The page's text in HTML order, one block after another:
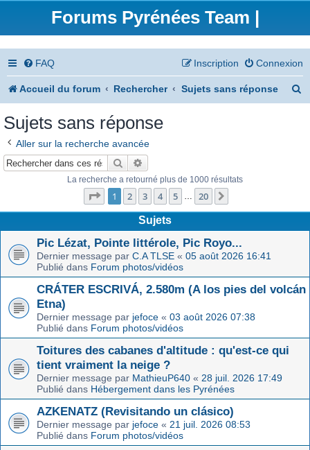
Forums Pyrénées Team |
FAQ Connexion
Inscription
Accueil du forum Rechercher Sujets sans réponse
Sujets sans réponse
Aller sur la recherche avancée
Rechercher
La recherche a retourné plus de 1000 résultats
Page 1sur20
1 2 3 4 5 … 20
Sujets
Pic Lézat, Pointe littérole, Pic Royo...
Dernier message par C.A TLSE « 05 août 2026 16:41
Publié dans Forum photos/vidéos
CRÁTER ESCRIVÁ, 2.580m (A los pies del volcán
Etna)
Dernier message par jefoce « 03 août 2026 07:38
Publié dans Forum photos/vidéos
Toitures des cabanes d'altitude : qu'est-ce qui
tient vraiment la neige ?
Dernier message par MathieuP640 « 28 juil. 2026 17:49
Publié dans Hébergement dans les Pyrénées
AZKENATZ (Revisitando un clásico)
Dernier message par jefoce « 21 juil. 2026 08:53
Publié dans Forum photos/vidéos